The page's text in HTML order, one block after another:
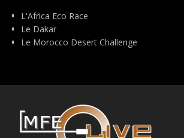
L'Africa Eco Race
Le Dakar
Le Morocco Desert Challenge